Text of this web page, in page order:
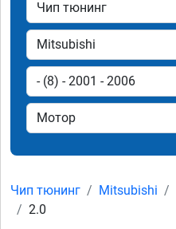
Чип тюнинг Mitsubishi
2.0